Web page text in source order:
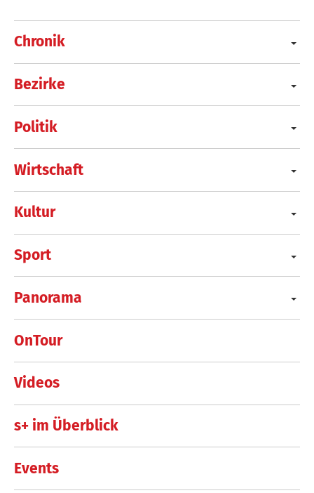
Chronik
Bezirke
Politik
Wirtschaft
Kultur
Sport
Panorama
OnTour
Videos
s+ im Überblick
Events